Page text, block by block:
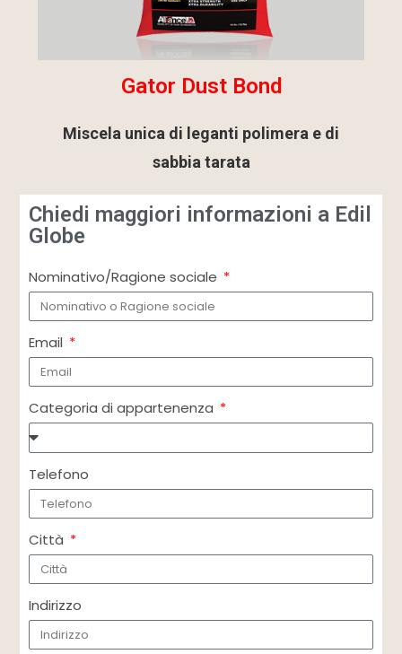
Gator Dust Bond
Miscela unica di leganti polimera e di
sabbia tarata
Chiedi maggiori informazioni a Edil
Globe
Nominativo/Ragione sociale
Email
Categoria di appartenenza
Telefono
Città
Indirizzo